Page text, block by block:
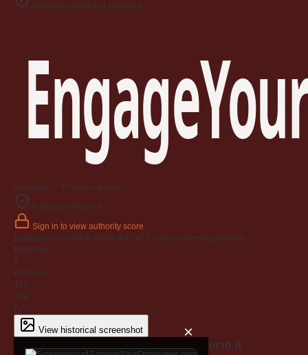
GoDaddy-protected checkout
Available — Premium domain
Authority snapshot
Sign in to view authority score
Established backlink profile with 472 unique referring domains.
Backlinks
0
Ref Dom
472
Age
6y
View historical screenshot ×
Why EngageYourEmployees.com is worth it